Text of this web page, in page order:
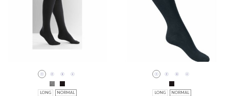
LONG NORMAL LONG NORMAL